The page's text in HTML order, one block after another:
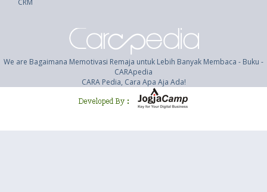
CRM
We are Bagaimana Memotivasi Remaja untuk Lebih Banyak Membaca - Buku -
CARApedia
CARA Pedia, Cara Apa Aja Ada!